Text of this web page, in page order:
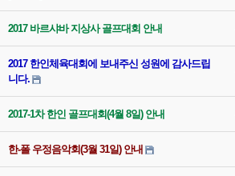
2017 바르샤바 지상사 골프대회 안내
2017 한인체육대회에 보내주신 성원에 감사드립
니다.
2017-1차 한인 골프대회(4월 8일) 안내
한-폴 우정음악회(3월 31일) 안내